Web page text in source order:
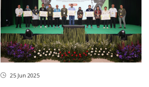
25 Jun 2025